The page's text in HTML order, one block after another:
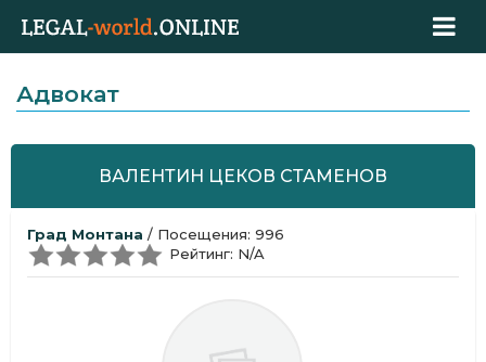
Адвокат
ВАЛЕНТИН ЦЕКОВ СТАМЕНОВ
Град Монтана / Посещения: 996
Рейтинг: N/A